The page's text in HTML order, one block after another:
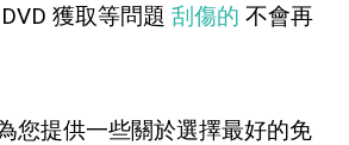
獲取等問題 刮傷的 不會再
您提供一些關於選擇最好的免